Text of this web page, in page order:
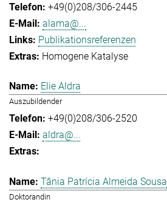
+49(0)208/306-2445
alama@...
Publikationsreferenzen
Homogene Katalyse
Elie Aldra
Auszubildender
+49(0)208/306-2520
aldra@...
Tânia Patrícia Almeida Sousa
Doktorandin